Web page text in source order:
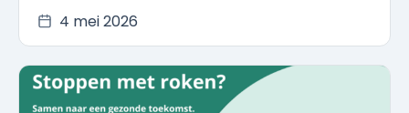
4 mei 2026